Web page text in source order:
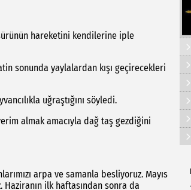
hareketini kendilerine iple
sonunda yaylalardan kışı geçirecekleri
uğraştığını söyledi.
almak amacıyla dağ taş gezdiğini
arpa ve samanla besliyoruz. Mayıs
Haziranın ilk haftasından sonra da